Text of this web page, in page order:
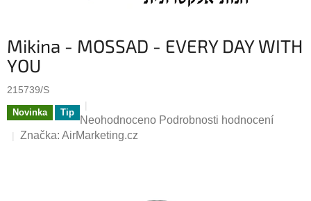
Mikina - MOSSAD - EVERY DAY WITH
YOU
215739/S
Novinka Tip
Průměrné
hodnocení
Neohodnoceno Podrobnosti hodnocení
Značka: AirMarketing.cz